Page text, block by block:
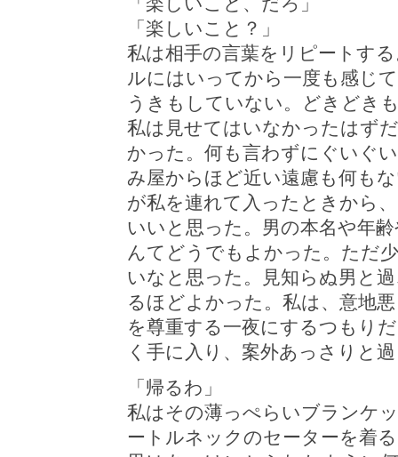
「楽しいこと？」
私は相手の言葉をリピートす
ルにはいってから一度も感じ
うきもしていない。どきどき
私は見せてはいなかったはず
かった。何も言わずにぐいぐ
み屋からほど近い遠慮も何も
が私を連れて入ったときから
いいと思った。男の本名や年
んてどうでもよかった。ただ
いなと思った。見知らぬ男と
るほどよかった。私は、意地
を尊重する一夜にするつもり
く手に入り、案外あっさりと
「帰るわ」
私はその薄っぺらいブランケ
ートルネックのセーターを着